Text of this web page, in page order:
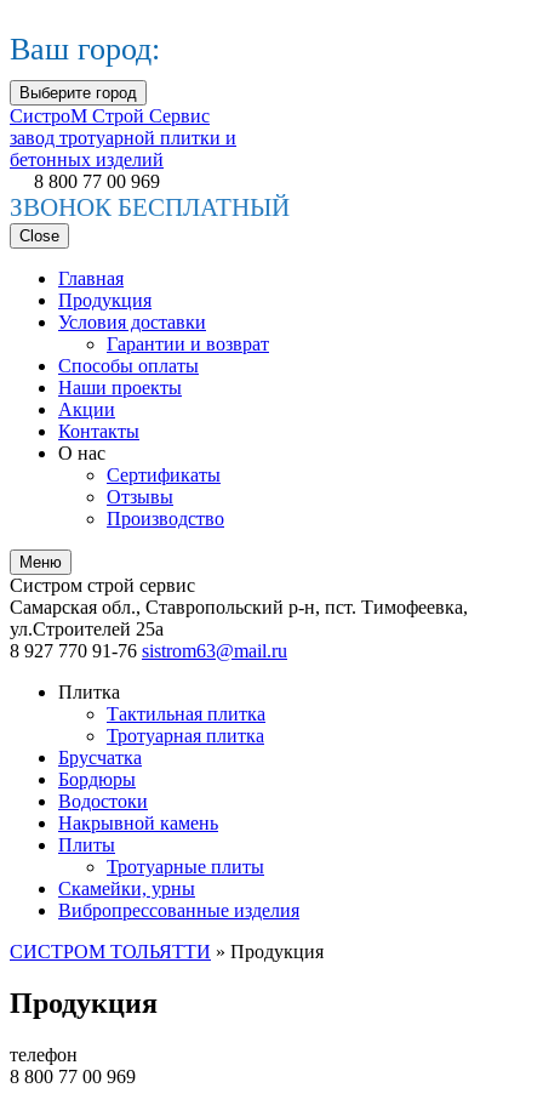
Ваш город:
Выберите город
СистроМ Строй Сервис
завод тротуарной плитки и
бетонных изделий
8 800 77 00 969
ЗВОНОК БЕСПЛАТНЫЙ
Close
Главная
Продукция
Условия доставки
Гарантии и возврат
Способы оплаты
Наши проекты
Акции
Контакты
О нас
Сертификаты
Отзывы
Производство
Меню
Систром строй сервис
Самарская обл., Ставропольский р-н, пст. Тимофеевка,
ул.Строителей 25а
8 927 770 91-76 sistrom63@mail.ru
Плитка
Тактильная плитка
Тротуарная плитка
Брусчатка
Бордюры
Водостоки
Накрывной камень
Плиты
Тротуарные плиты
Скамейки, урны
Вибропрессованные изделия
СИСТРОМ ТОЛЬЯТТИ » Продукция
Продукция
телефон
8 800 77 00 969